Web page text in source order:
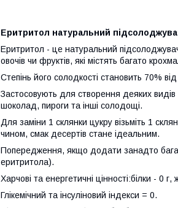
Еритритол натуральний
Еритритол - це натуральний
овочів чи фруктів, які містять багато
Степінь його солодкості становить 70%
Застосовують для створення деяких видів
шоколад, пироги та інші солодощі.
Для заміни 1 склянки цукру візьміть 1
чином, смак десертів стане ідеальним.
Попередження, якщо додати занадто
еритритола).
Харчові та енергетичні цінності:білки - 0
Глікемічний та інсуліновий індекси = 0.